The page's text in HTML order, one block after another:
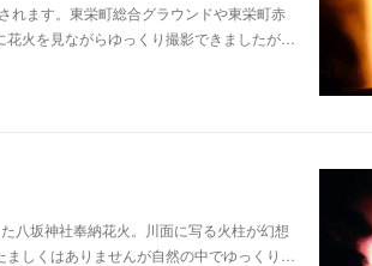
れます。東栄町総合グラウンドや東栄町赤
火を見ながらゆっくり撮影できましたが…
八坂神社奉納花火。川面に写る火柱が幻想
しくはありませんが自然の中でゆっくり…